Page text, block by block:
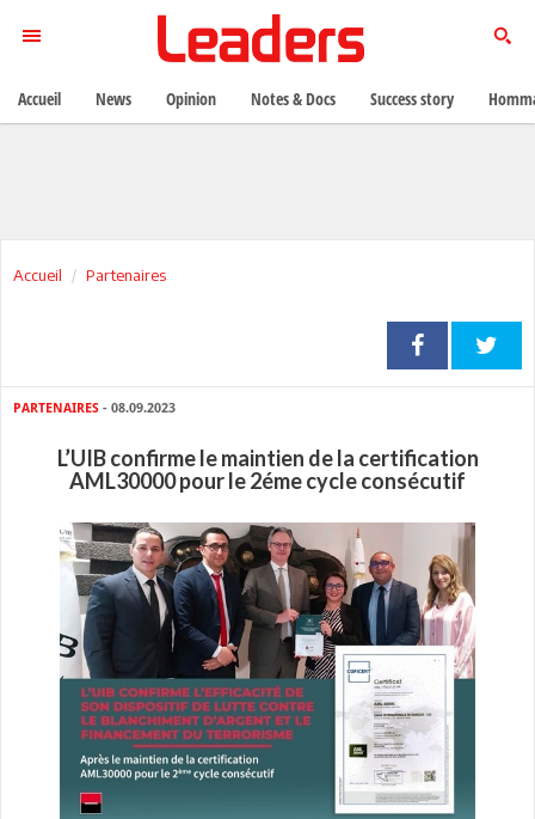
Accueil Partenaires
PARTENAIRES - 08.09.2023
L’UIB confirme le maintien de la certification
AML30000 pour le 2éme cycle consécutif
Accueil News Opinion Notes & Docs Success story